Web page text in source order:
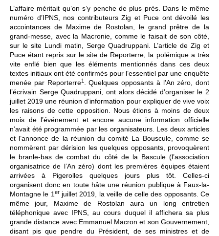
L’affaire méritait qu’on s’y penche de plus près. Dans le même
numéro d’IPNS, nos contributeurs Zig et Puce ont dévoilé les
accointances de Maxime de Rostolan, le grand prêtre de la
grand-messe, avec la Macronie, comme le faisait de son côté,
sur le site Lundi matin, Serge Quadruppani. L’article de Zig et
Puce étant repris sur le site de Reporterre, la polémique a très
vite enflé bien que les éléments mentionnés dans ces deux
textes initiaux ont été confirmés pour l’essentiel par une enquête
menée par Reporterre1. Quelques opposants à l’An zéro, dont
l’écrivain Serge Quadruppani, ont alors décidé d’organiser le 2
juillet 2019 une réunion d’information pour expliquer de vive voix
les raisons de cette opposition. Nous étions à moins de deux
mois de l’événement et encore aucune information officielle
n’avait été programmée par les organisateurs. Les deux articles
et l’annonce de la réunion du comité La Bouscule, comme se
nommèrent par dérision les quelques opposants, provoquèrent
le branle-bas de combat du côté de la Bascule (l’association
organisatrice de l’An zéro) dont les premières équipes étaient
arrivées à Pigerolles quelques jours plus tôt. Celles-ci
organisent donc en toute hâte une réunion publique à Faux-la-
Montagne le 1erjuillet 2019, la veille de celle des opposants. Ce
même jour, Maxime de Rostolan aura un long entretien
téléphonique avec IPNS, au cours duquel il affichera sa plus
grande distance avec Emmanuel Macron et son Gouvernement,
disant pis que pendre du Président, de ses ministres et de